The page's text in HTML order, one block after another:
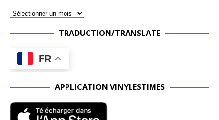
TRADUCTION/TRANSLATE
FR
APPLICATION VINYLESTIMES